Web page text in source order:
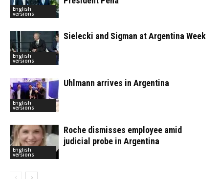
English
versions
English
versions
Sielecki and Sigman at Argentina Week
English
versions
Uhlmann arrives in Argentina
English
versions
Roche dismisses employee amid
judicial probe in Argentina